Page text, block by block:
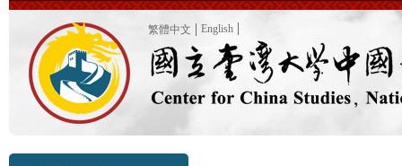
繁體中文 English